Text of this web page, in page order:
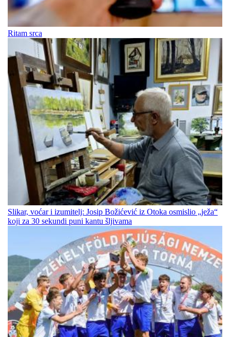
Ritam srca
Slikar, voćar i izumitelj: Josip Božićević iz Otoka osmislio „ježa“
koji za 30 sekundi puni kantu šljivama